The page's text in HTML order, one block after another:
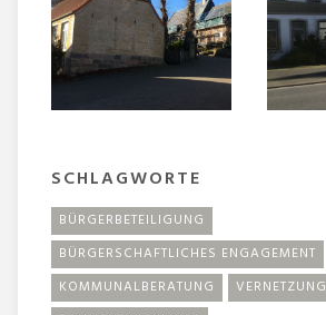
SCHLAGWORTE
BÜRGERBETEILIGUNG
BÜRGERSCHAFTLICHES ENGAGEMENT
KOMMUNALBERATUNG
VERNETZUNG